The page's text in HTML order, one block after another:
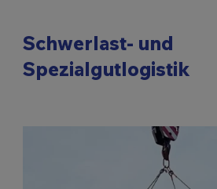
Schwerlast- und
Spezialgutlogistik